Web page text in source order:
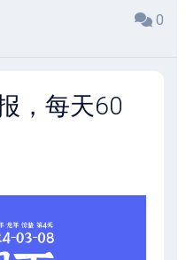
0
，每天60